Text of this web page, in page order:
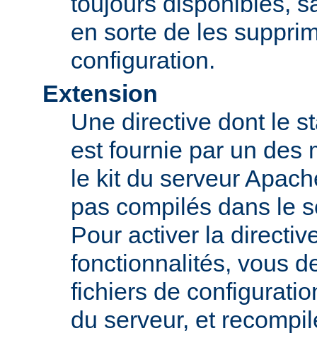
en sorte de les
configuration.
Extension
Une directive dont le
est fournie par un des
le kit du serveur
pas compilés dans le
Pour activer la
fonctionnalités, vous
fichiers de
du serveur, et